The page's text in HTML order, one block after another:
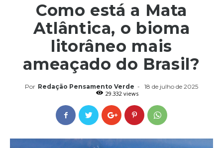
Como está a Mata
Atlântica, o bioma
litorâneo mais
ameaçado do Brasil?
Por Redação Pensamento Verde -
18 de julho de 2025
29.332 views